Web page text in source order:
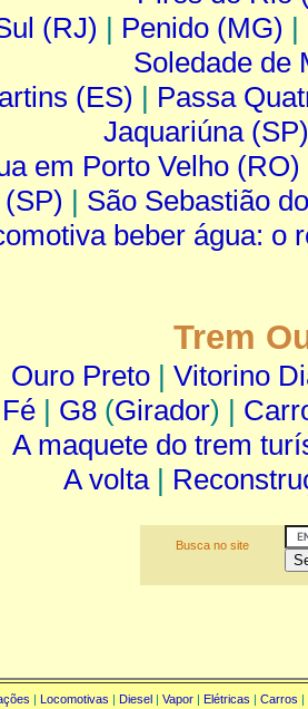
(RJ) | Penido (MG) |
Soledade de
(ES) | Passa
Jaquariúna (SP)
em Porto Velho (RO)
(SP) | São Sebastião
beber água: o
Trem
Ouro Preto| Vitorino
| G8 (Girador) |
A maquete do trem
A volta|
Busca no site
| Locomotivas | Diesel | Vapor | Elétricas | Carros |